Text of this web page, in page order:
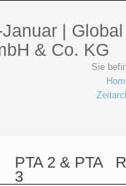
|
& Co. KG
Sie
PTA 2 & PTA
3